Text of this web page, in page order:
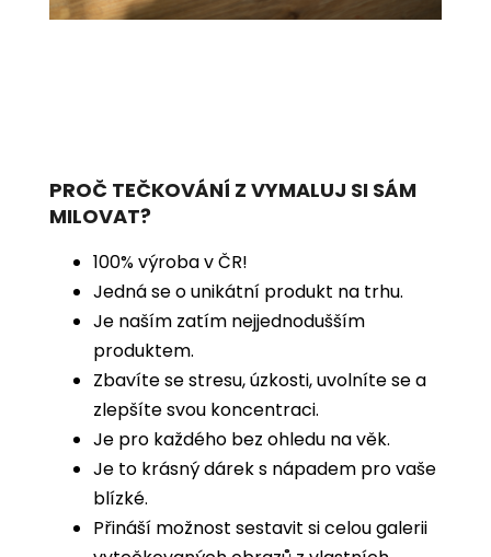
PROČ TEČKOVÁNÍ Z VYMALUJ SI SÁM
MILOVAT?
100% výroba v ČR!
Jedná se o unikátní produkt na trhu.
Je naším zatím nejjednodušším
produktem.
Zbavíte se stresu, úzkosti, uvolníte se a
zlepšíte svou koncentraci.
Je pro každého bez ohledu na věk.
Je to krásný dárek s nápadem pro vaše
blízké.
Přináší možnost sestavit si celou galerii